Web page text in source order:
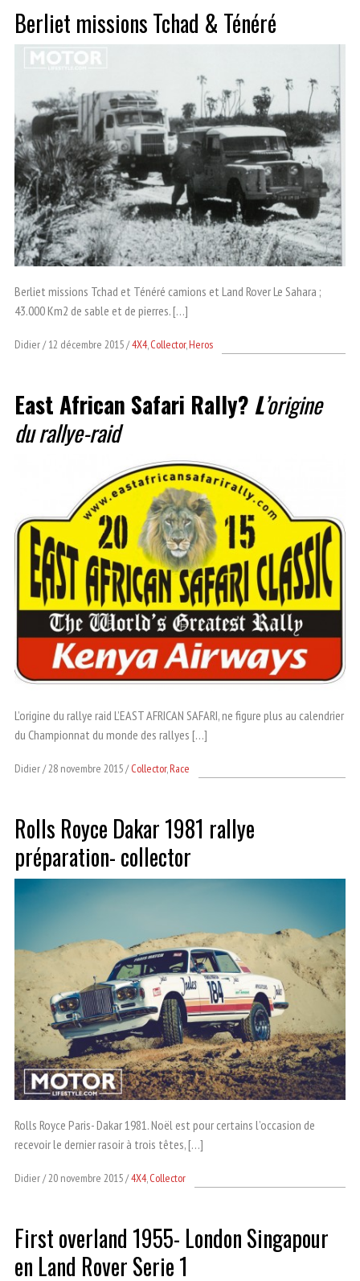
Berliet missions Tchad & Ténéré
Berliet missions Tchad et Ténéré camions et Land Rover Le Sahara ;
43.000 Km2 de sable et de pierres. […]
Didier 12 décembre 2015 4X4,Collector,Heros
East African Safari Rally? L’origine
du rallye-raid
L’origine du rallye raid L’EAST AFRICAN SAFARI, ne figure plus au calendrier
du Championnat du monde des rallyes […]
Didier 28 novembre 2015 Collector,Race
Rolls Royce Dakar 1981 rallye
préparation- collector
Rolls Royce Paris- Dakar 1981. Noël est pour certains l’occasion de
recevoir le dernier rasoir à trois têtes, […]
Didier 20 novembre 2015 4X4,Collector
First overland 1955- London Singapour
en Land Rover Serie 1